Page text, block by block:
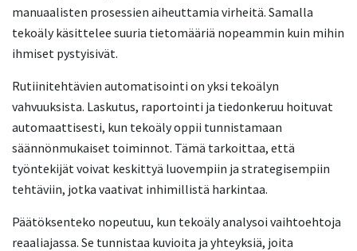
manuaalisten prosessien aiheuttamia virheitä. Samalla
tekoäly käsittelee suuria tietomääriä nopeammin kuin mihin
ihmiset pystyisivät.
Rutiinitehtävien automatisointi on yksi tekoälyn
vahvuuksista. Laskutus, raportointi ja tiedonkeruu hoituvat
automaattisesti, kun tekoäly oppii tunnistamaan
säännönmukaiset toiminnot. Tämä tarkoittaa, että
työntekijät voivat keskittyä luovempiin ja strategisempiin
tehtäviin, jotka vaativat inhimillistä harkintaa.
Päätöksenteko nopeutuu, kun tekoäly analysoi vaihtoehtoja
reaaliajassa. Se tunnistaa kuvioita ja yhteyksiä, joita